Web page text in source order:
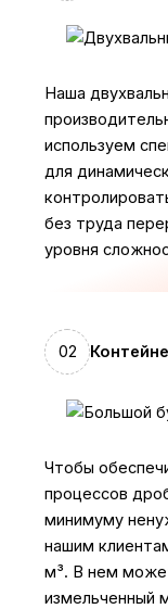
Наша
используем
для
без труда
уровня
02
Чтобы
процессов
минимуму
нашим
м³. В нем
измельченный